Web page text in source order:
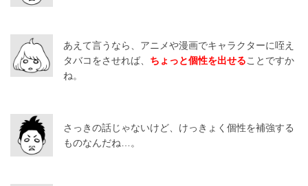
あえて言うなら、アニメや漫画でキャラクターに咥え
タバコをさせれば、 ちょっと個性を出せることですか
ね。
さっきの話じゃないけど、けっきょく個性を補強する
ものなんだね…。